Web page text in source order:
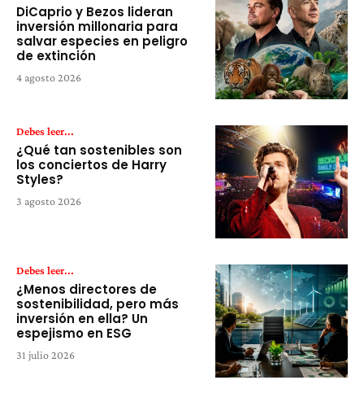
DiCaprio y Bezos lideran
inversión millonaria para
salvar especies en peligro
de extinción
4 agosto 2026
Debes leer...
¿Qué tan sostenibles son
los conciertos de Harry
Styles?
3 agosto 2026
Debes leer...
¿Menos directores de
sostenibilidad, pero más
inversión en ella? Un
espejismo en ESG
31 julio 2026